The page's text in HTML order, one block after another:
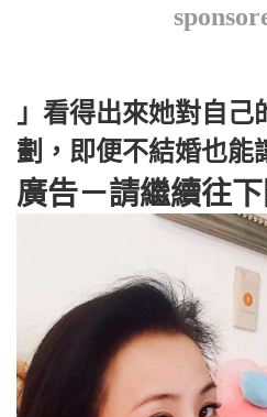
」看得出來她對自己
劃，即便不結婚也能
廣告－請繼續往